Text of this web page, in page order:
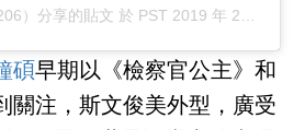
）分享的貼文 於 PST 2019 年 2月 月 1 日 下午 6:22
碩早期以《檢察官公主》和
關注，斯文俊美外型，廣受